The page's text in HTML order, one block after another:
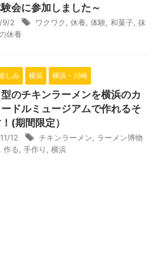
会に参加しました～
9/2 ワクワク 休養 体験 和菓子 抹
休養
しみ 横浜 横浜・川崎
のチキンラーメンを横浜のカ
ドルミュージアムで作れるそ
(期間限定）
12 チキンラーメン
ラーメン博物
作る 手作り 横浜